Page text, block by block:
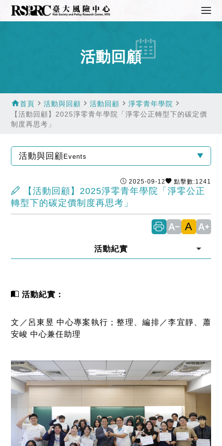
活動回顧
home首頁 navigate_next活動與回顧 navigate_next活動回顧 navigate_next淨零青年學院 navigate_next
【活動回顧】2025淨零青年學院「淨零公正轉型下的碳定價
制度再思考」
活動與回顧Events
2025-09-12 點擊數:1241
【活動回顧】2025淨零青年學院「淨零公正
轉型下的碳定價制度再思考」
text_decrease A text_increase
活動紀實
活動紀實：
文／呂東昱 中心專案執行；整理、編排／李宜靜、蕭
安峻 中心兼任助理